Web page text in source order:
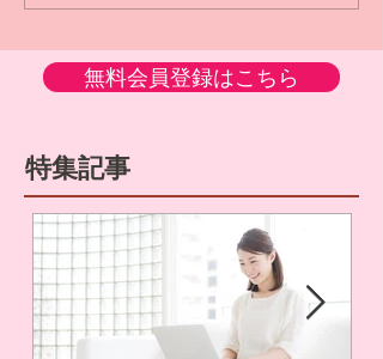
無料会員登録はこちら
特集記事